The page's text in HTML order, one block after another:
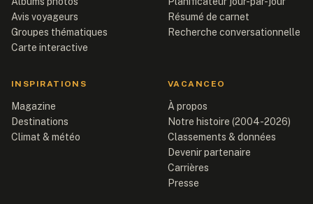
Avis voyageurs
Groupes thématiques
Carte interactive
Résumé de carnet
Recherche conversationnelle
INSPIRATIONS
Magazine
Destinations
Climat & météo
VACANCEO
À propos
Notre histoire (2004-2026)
Classements & données
Devenir partenaire
Carrières
Presse